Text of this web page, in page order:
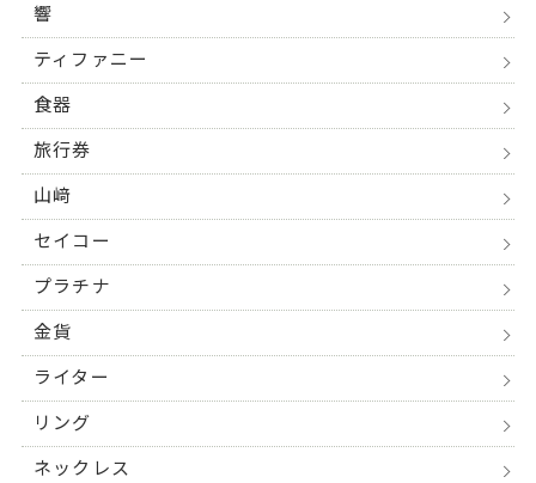
響
ティファニー
食器
旅行券
山﨑
セイコー
プラチナ
金貨
ライター
リング
ネックレス